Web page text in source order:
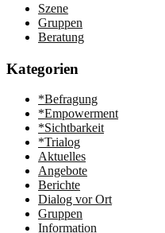
Szene
Gruppen
Beratung
Kategorien
*Befragung
*Empowerment
*Sichtbarkeit
*Trialog
Aktuelles
Angebote
Berichte
Dialog vor Ort
Gruppen
Information